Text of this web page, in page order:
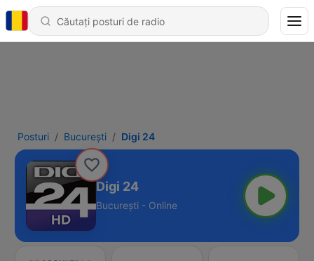
Posturi Bucureşti Digi 24
Digi 24
Bucureşti - Online